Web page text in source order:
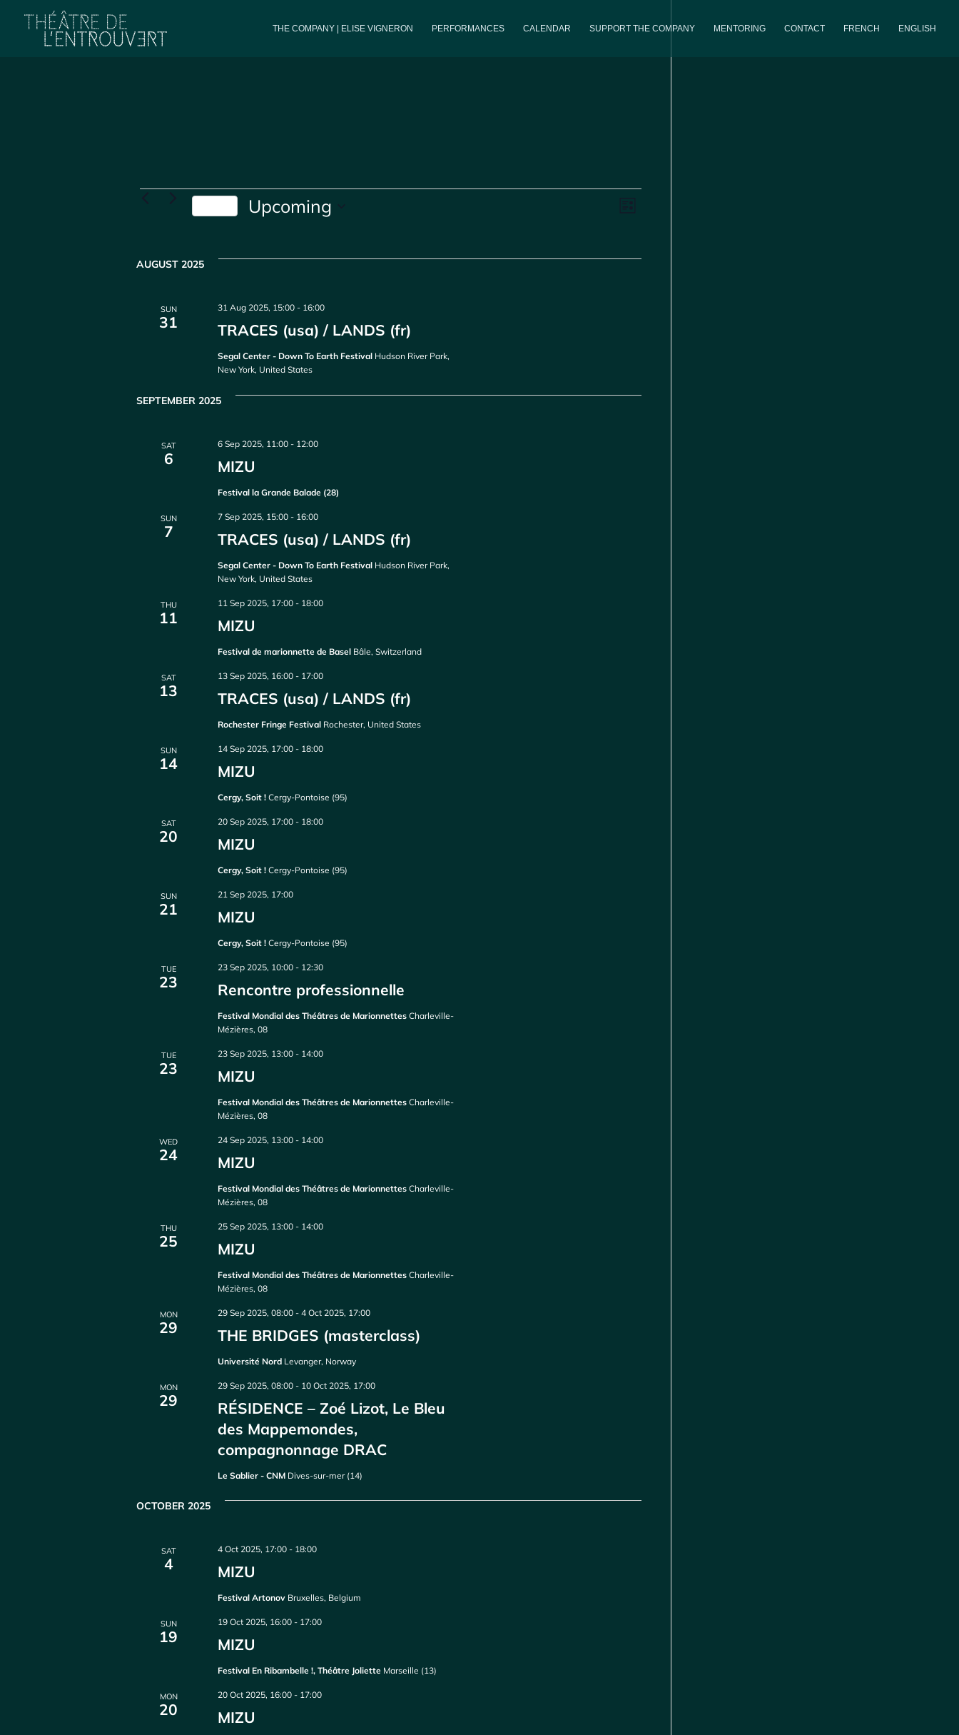
THE COMPANY | ELISE VIGNERON PERFORMANCES CALENDAR SUPPORT THE COMPANY MENTORING CONTACT FRENCH ENGLISH
Events
Navigation
Upcoming
AUGUST 2025
SUN
31 TRACES (usa) / LANDS (fr)
31 Aug 2025, 15:00 - 16:00
Segal Center - Down To Earth Festival Hudson River Park,
New York, United States
SEPTEMBER 2025
SAT
6 MIZU
6 Sep 2025, 11:00 - 12:00
Festival la Grande Balade (28)
SUN
7 TRACES (usa) / LANDS (fr)
7 Sep 2025, 15:00 - 16:00
Segal Center - Down To Earth Festival Hudson River Park,
New York, United States
THU
11 MIZU
11 Sep 2025, 17:00 - 18:00
Festival de marionnette de Basel Bâle, Switzerland
SAT
13 TRACES (usa) / LANDS (fr)
13 Sep 2025, 16:00 - 17:00
Rochester Fringe Festival Rochester, United States
SUN
14 MIZU
14 Sep 2025, 17:00 - 18:00
Cergy, Soit !Cergy-Pontoise (95)
SAT
20 MIZU
20 Sep 2025, 17:00 - 18:00
Cergy, Soit !Cergy-Pontoise (95)
SUN
21 MIZU
21 Sep 2025, 17:00
Cergy, Soit !Cergy-Pontoise (95)
TUE
23 Rencontre professionnelle
23 Sep 2025, 10:00 - 12:30
Festival Mondial des Théâtres de MarionnettesCharleville-
Mézières, 08
TUE
23 MIZU
23 Sep 2025, 13:00 - 14:00
Festival Mondial des Théâtres de MarionnettesCharleville-
Mézières, 08
WED
24 MIZU
24 Sep 2025, 13:00 - 14:00
Festival Mondial des Théâtres de MarionnettesCharleville-
Mézières, 08
THU
25 MIZU
25 Sep 2025, 13:00 - 14:00
Festival Mondial des Théâtres de MarionnettesCharleville-
Mézières, 08
MON
29 THE BRIDGES (masterclass)
29 Sep 2025, 08:00 -4 Oct 2025, 17:00
Université Nord Levanger, Norway
MON
29
RÉSIDENCE – Zoé Lizot, Le Bleu
des Mappemondes,
compagnonnage DRAC
29 Sep 2025, 08:00 - 10 Oct 2025, 17:00
Le Sablier - CNM Dives-sur-mer (14)
OCTOBER 2025
SAT
4 MIZU
4 Oct 2025, 17:00 - 18:00
Festival Artonov Bruxelles, Belgium
SUN
19 MIZU
19 Oct 2025, 16:00 - 17:00
Festival En Ribambelle !, Théâtre Joliette Marseille (13)
MON
20 MIZU
20 Oct 2025, 16:00 - 17:00